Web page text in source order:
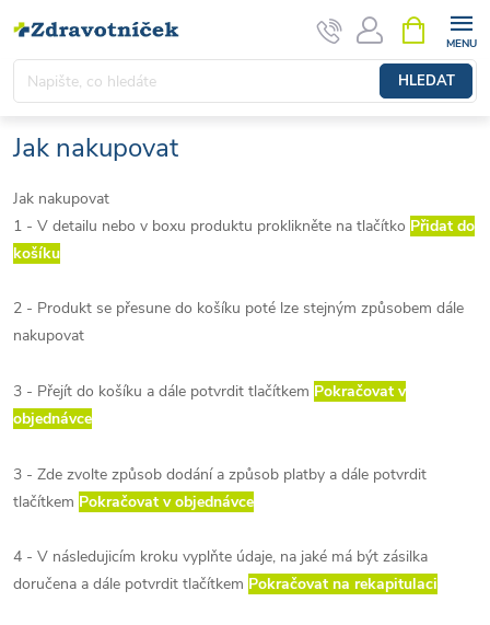
HLEDAT
Jak nakupovat
Jak nakupovat
1 - V detailu nebo v boxu produktu proklikněte na tlačítko Přidat do
košíku
2 - Produkt se přesune do košíku poté lze stejným způsobem dále
nakupovat
3 - Přejít do košíku a dále potvrdit tlačítkem Pokračovat v
objednávce
3 - Zde zvolte způsob dodání a způsob platby a dále potvrdit
tlačítkem Pokračovat v objednávce
4 - V následujicím kroku vyplňte údaje, na jaké má být zásilka
doručena a dále potvrdit tlačítkem Pokračovat na rekapitulaci